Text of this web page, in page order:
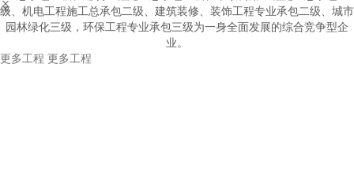
级、机电工程施工总承包二级、建筑装修、装饰工程专业承包二级、城市
园林绿化三级，环保工程专业承包三级为一身全面发展的综合竞争型企
业。


更多工程 更多工程